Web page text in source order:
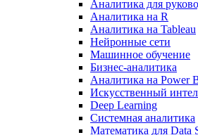
Аналитика для
Аналитика на R
Аналитика на Tableau
Нейронные сети
Машинное обучение
Бизнес-аналитика
Аналитика на Power
Искусственный
Deep Learning
Системная аналитика
Математика для Data